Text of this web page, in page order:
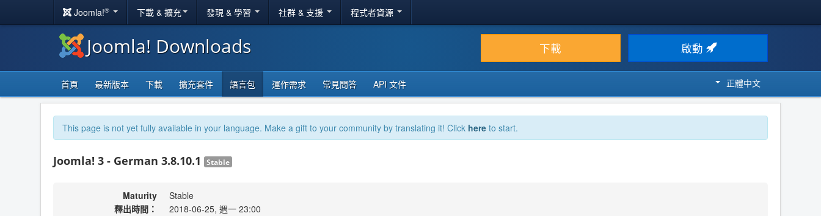
Joomla!® 下載 & 擴充 發現 & 學習 社群 & 支援 程式者資源
Joomla! Downloads 下載 啟動
首頁 最新版本 下載 擴充套件 語言包 運作需求 常見問答 API 文件 正體中文
This page is not yet fully available in your language. Make a gift to your community by translating it! Click here to start.
Joomla! 3 - German 3.8.10.1 Stable
Maturity
Stable
釋出時間：
2018-06-25, 週一 23:00